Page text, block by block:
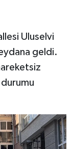
Uluselvi
geldi.